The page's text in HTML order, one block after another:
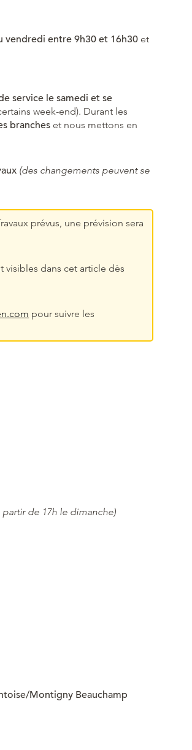
vendredi entre 9h30 et 16h30 et
service le samedi et se
week-end). Durant les
branches et nous mettons en
(des changements peuvent se
prévus, une prévision sera
visibles dans cet article dès
pour suivre les
de 17h le dimanche)
Montigny Beauchamp